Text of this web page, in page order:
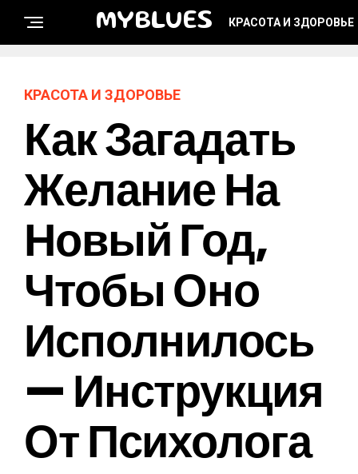
MYBLUES КРАСОТА И ЗДОРОВЬЕ
КРАСОТА И ЗДОРОВЬЕ
Как Загадать
Желание На
Новый Год,
Чтобы Оно
Исполнилось
— Инструкция
От Психолога